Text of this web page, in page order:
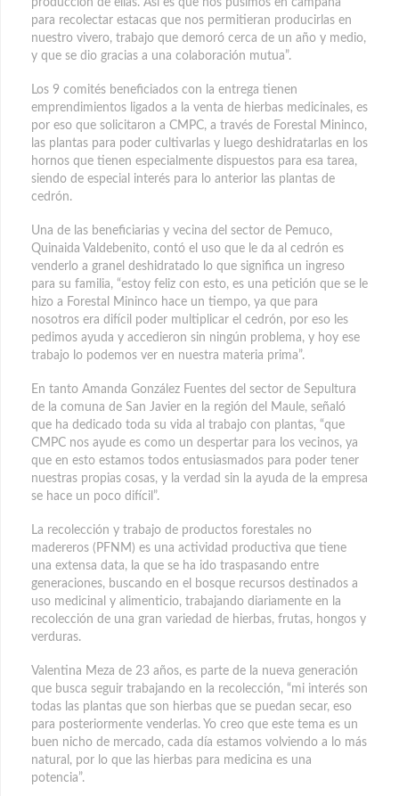
producción de ellas. Asi es que nos pusimos en campaña
para recolectar estacas que nos permitieran producirlas en
nuestro vivero, trabajo que demoró cerca de un año y medio,
y que se dio gracias a una colaboración mutua”.
Los 9 comités beneficiados con la entrega tienen
emprendimientos ligados a la venta de hierbas medicinales, es
por eso que solicitaron a CMPC, a través de Forestal Mininco,
las plantas para poder cultivarlas y luego deshidratarlas en los
hornos que tienen especialmente dispuestos para esa tarea,
siendo de especial interés para lo anterior las plantas de
cedrón.
Una de las beneficiarias y vecina del sector de Pemuco,
Quinaida Valdebenito, contó el uso que le da al cedrón es
venderlo a granel deshidratado lo que significa un ingreso
para su familia, “estoy feliz con esto, es una petición que se le
hizo a Forestal Mininco hace un tiempo, ya que para
nosotros era difícil poder multiplicar el cedrón, por eso les
pedimos ayuda y accedieron sin ningún problema, y hoy ese
trabajo lo podemos ver en nuestra materia prima”.
En tanto Amanda González Fuentes del sector de Sepultura
de la comuna de San Javier en la región del Maule, señaló
que ha dedicado toda su vida al trabajo con plantas, “que
CMPC nos ayude es como un despertar para los vecinos, ya
que en esto estamos todos entusiasmados para poder tener
nuestras propias cosas, y la verdad sin la ayuda de la empresa
se hace un poco difícil”.
La recolección y trabajo de productos forestales no
madereros (PFNM) es una actividad productiva que tiene
una extensa data, la que se ha ido traspasando entre
generaciones, buscando en el bosque recursos destinados a
uso medicinal y alimenticio, trabajando diariamente en la
recolección de una gran variedad de hierbas, frutas, hongos y
verduras.
Valentina Meza de 23 años, es parte de la nueva generación
que busca seguir trabajando en la recolección, “mi interés son
todas las plantas que son hierbas que se puedan secar, eso
para posteriormente venderlas. Yo creo que este tema es un
buen nicho de mercado, cada día estamos volviendo a lo más
natural, por lo que las hierbas para medicina es una
potencia”.